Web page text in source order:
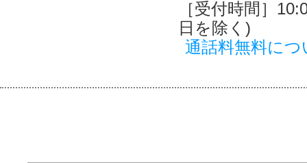
［受付時間］
日を除く)
通話料無料につ